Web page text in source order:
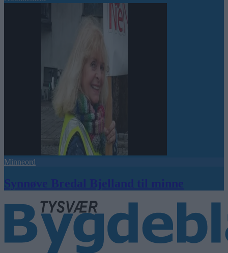
Minneord
Synnøve Bredal Bjelland til minne